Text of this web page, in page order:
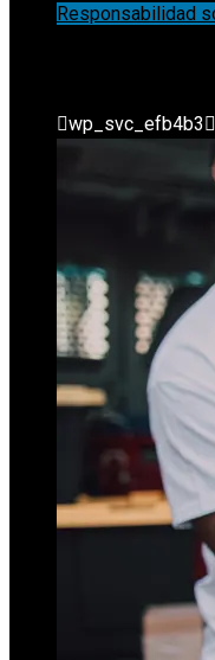
Responsabilidad
La Conferencia
wp_svc_efb4b3